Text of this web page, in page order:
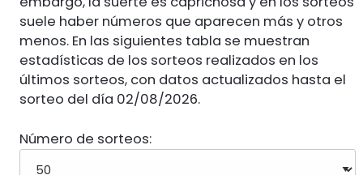
suele haber números que aparecen más y otros
menos. En las siguientes tabla se muestran
estadísticas de los sorteos realizados en los
últimos sorteos, con datos actualizados hasta el
sorteo del día 02/08/2026.
Número de sorteos: